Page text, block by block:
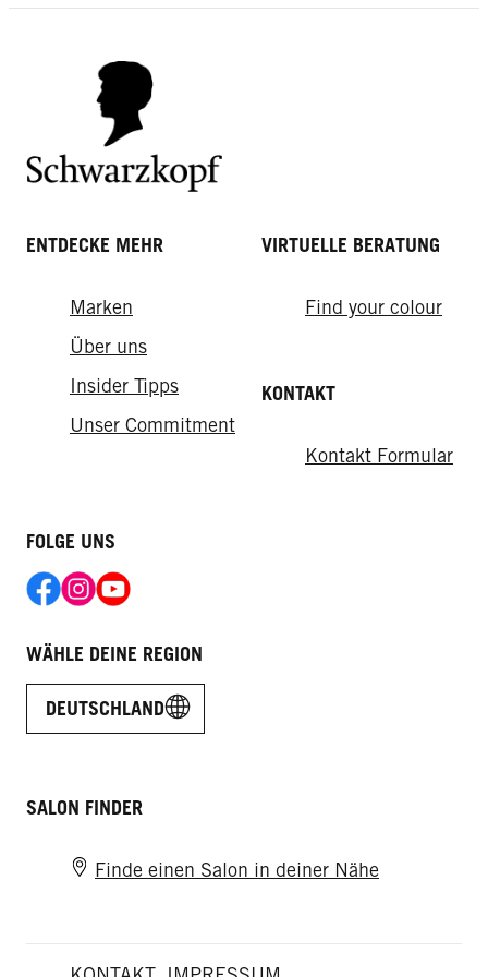
ENTDECKE MEHR
Marken
Über uns
Insider Tipps
Unser Commitment
VIRTUELLE BERATUNG
Find your colour
KONTAKT
Kontakt Formular
FOLGE UNS
WÄHLE DEINE REGION
DEUTSCHLAND
SALON FINDER
Finde einen Salon in deiner Nähe